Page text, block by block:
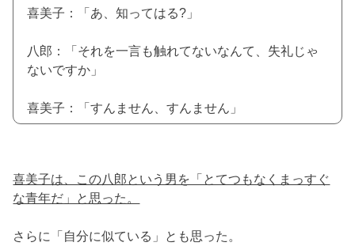
喜美子：「あ、知ってはる?」
八郎：「それを一言も触れてないなんて、失礼じゃ
ないですか」
喜美子：「すんません、すんません」
喜美子は、この八郎という男を「とてつもなくまっすぐ
な青年だ」と思った。
さらに「自分に似ている」とも思った。